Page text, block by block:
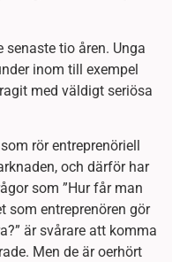
tio åren. Unga
inom till exempel
med väldigt seriösa
rör entreprenöriell
och därför har
som ”Hur får man
som entreprenören gör
är svårare att komma
Men de är oerhört